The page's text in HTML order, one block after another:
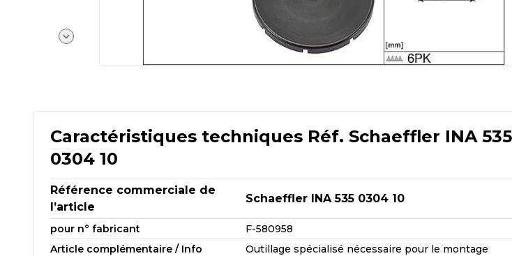
Caractéristiques techniques Réf. Schaeffler INA 535
0304 10
Référence commerciale de
l’article
Schaeffler INA 535 0304 10
pour n° fabricant
F-580958
Article complémentaire / Info
Outillage spécialisé nécessaire pour le montage